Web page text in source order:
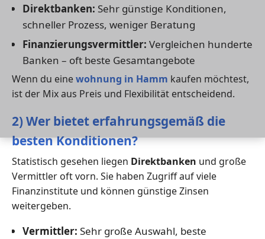
Direktbanken: Sehr günstige Konditionen,
schneller Prozess, weniger Beratung
Finanzierungsvermittler: Vergleichen hunderte
Banken – oft beste Gesamtangebote
Wenn du einewohnung in Hamm kaufen möchtest,
ist der Mix aus Preis und Flexibilität entscheidend.
2) Wer bietet erfahrungsgemäß die
besten Konditionen?
Statistisch gesehen liegen Direktbanken und große
Vermittler oft vorn. Sie haben Zugriff auf viele
Finanzinstitute und können günstige Zinsen
weitergeben.
Vermittler: Sehr große Auswahl, beste